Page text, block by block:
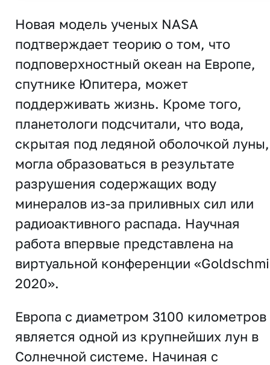
Новая модель ученых NASA
подтверждает теорию о том, что
подповерхностный океан на Европе,
спутнике Юпитера, может
поддерживать жизнь. Кроме того,
планетологи подсчитали, что вода,
скрытая под ледяной оболочкой луны,
могла образоваться в результате
разрушения содержащих воду
минералов из-за приливных сил или
радиоактивного распада. Научная
работа впервые представлена ​​на
виртуальной конференции
2020».
Европа с диаметром 3100 километров
является одной из крупнейших лун в
Солнечной системе. Начиная с